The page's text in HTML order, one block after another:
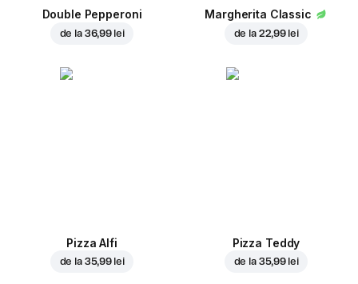
Double Pepperoni
de la 36,99 lei
Margherita Classic
de la 22,99 lei
Pizza Alfi
de la 35,99 lei
Pizza Teddy
de la 35,99 lei